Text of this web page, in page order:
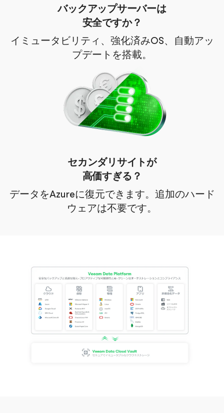
バックアップサーバーは
安全ですか？
イミュータビリティ、強化済みOS、自動アッ
プデートを搭載。
セカンダリサイトが
高価すぎる？
データをAzureに復元できます。追加のハード
ウェアは不要です。